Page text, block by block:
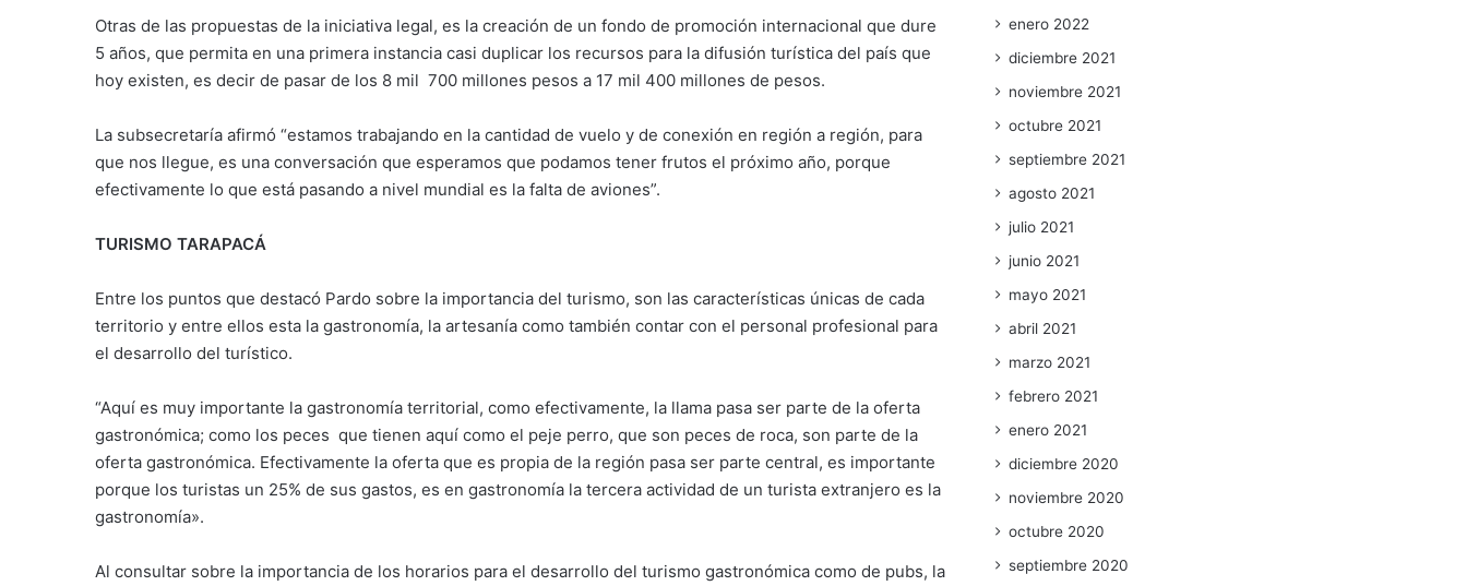
Otras de las propuestas de la iniciativa legal, es la creación de un fondo de promoción internacional que dure
5 años, que permita en una primera instancia casi duplicar los recursos para la difusión turística del país que
hoy existen, es decir de pasar de los 8 mil 700 millones pesos a 17 mil 400 millones de pesos.
La subsecretaría afirmó “estamos trabajando en la cantidad de vuelo y de conexión en región a región, para
que nos llegue, es una conversación que esperamos que podamos tener frutos el próximo año, porque
efectivamente lo que está pasando a nivel mundial es la falta de aviones”.
TURISMO TARAPACÁ
Entre los puntos que destacó Pardo sobre la importancia del turismo, son las características únicas de cada
territorio y entre ellos esta la gastronomía, la artesanía como también contar con el personal profesional para
el desarrollo del turístico.
“Aquí es muy importante la gastronomía territorial, como efectivamente, la llama pasa ser parte de la oferta
gastronómica; como los peces que tienen aquí como el peje perro, que son peces de roca, son parte de la
oferta gastronómica. Efectivamente la oferta que es propia de la región pasa ser parte central, es importante
porque los turistas un 25% de sus gastos, es en gastronomía la tercera actividad de un turista extranjero es la
gastronomía».
Al consultar sobre la importancia de los horarios para el desarrollo del turismo gastronómica como de pubs, la
enero 2022
diciembre 2021
noviembre 2021
octubre 2021
septiembre 2021
agosto 2021
julio 2021
junio 2021
mayo 2021
abril 2021
marzo 2021
febrero 2021
enero 2021
diciembre 2020
noviembre 2020
octubre 2020
septiembre 2020